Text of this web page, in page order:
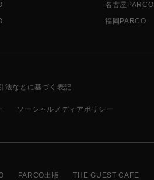
名古屋PARCO
福岡PARCO
法などに基づく表記
ソーシャルメディアポリシー
PARCO出版 THE GUEST CAFE